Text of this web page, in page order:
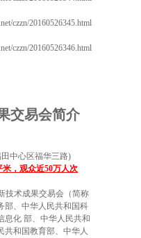
czzn/20160526345.html
czzn/20160526346.html
交易会简介
中心区福华三路)
米，观众近50万人次
技术成果交易会（简称
部、中华人民共和国科
息化 部、中华人民共和
共和国教育部、中华人